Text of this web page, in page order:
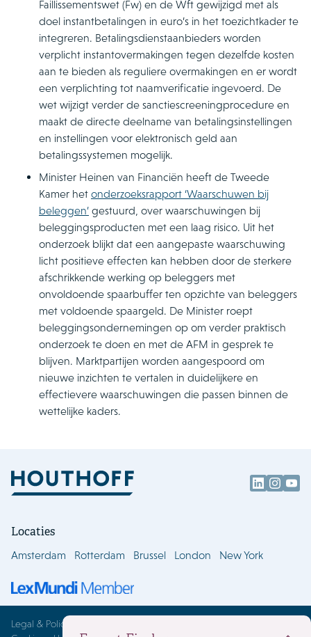
Faillissementswet (Fw) en de Wft gewijzigd met als
doel instantbetalingen in euro’s in het toezichtkader te
integreren. Betalingsdienstaanbieders worden
verplicht instantovermakingen tegen dezelfde kosten
aan te bieden als reguliere overmakingen en er wordt
een verplichting tot naamverificatie ingevoerd. De
wet wijzigt verder de sanctiescreeningprocedure en
maakt de directe deelname van betalingsinstellingen
en instellingen voor elektronisch geld aan
betalingssystemen mogelijk.
Minister Heinen van Financiën heeft de Tweede
Kamer het onderzoeksrapport ‘Waarschuwen bij
beleggen’ gestuurd, over waarschuwingen bij
beleggingsproducten met een laag risico. Uit het
onderzoek blijkt dat een aangepaste waarschuwing
licht positieve effecten kan hebben door de sterkere
afschrikkende werking op beleggers met
onvoldoende spaarbuffer ten opzichte van beleggers
met voldoende spaargeld. De Minister roept
beleggingsondernemingen op om verder praktisch
onderzoek te doen en met de AFM in gesprek te
blijven. Marktpartijen worden aangespoord om
nieuwe inzichten te vertalen in duidelijkere en
effectievere waarschuwingen die passen binnen de
wettelijke kaders.
Locaties
Amsterdam Rotterdam Brussel London New York
Legal & Policies